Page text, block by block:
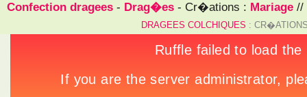
Confection dragees - Drag�es - Cr�ations : Mariage //
DRAGEES COLCHIQUES :